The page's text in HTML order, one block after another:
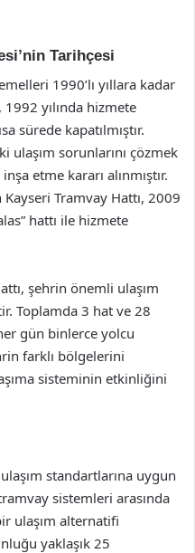
Tarihçesi
1990’lı yıllara kadar
yılında hizmete
sürede kapatılmıştır.
ulaşım sorunlarını çözmek
etme kararı alınmıştır.
Kayseri Tramvay Hattı, 2009
hattı ile hizmete
şehrin önemli ulaşım
Toplamda 3 hat ve 28
gün binlerce yolcu
farklı bölgelerini
sisteminin etkinliğini
standartlarına uygun
sistemleri arasında
ulaşım alternatifi
yaklaşık 25